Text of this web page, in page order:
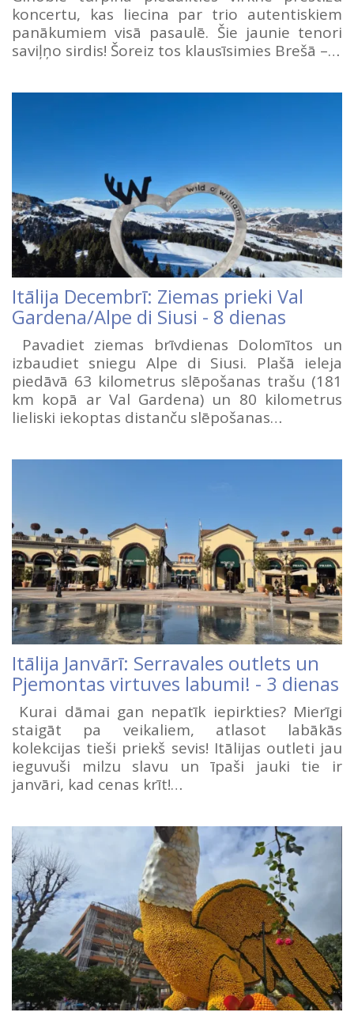
koncertu, kas liecina par trio autentiskiem
panākumiem visā pasaulē. Šie jaunie tenori
saviļņo sirdis! Šoreiz tos klausīsimies Brešā –…
Itālija Decembrī: Ziemas prieki Val
Gardena/Alpe di Siusi - 8 dienas
Pavadiet ziemas brīvdienas Dolomītos un
izbaudiet sniegu Alpe di Siusi. Plašā ieleja
piedāvā 63 kilometrus slēpošanas trašu (181
km kopā ar Val Gardena) un 80 kilometrus
lieliski iekoptas distanču slēpošanas…
Itālija Janvārī: Serravales outlets un
Pjemontas virtuves labumi! - 3 dienas
Kurai dāmai gan nepatīk iepirkties? Mierīgi
staigāt pa veikaliem, atlasot labākās
kolekcijas tieši priekš sevis! Itālijas outleti jau
ieguvuši milzu slavu un īpaši jauki tie ir
janvāri, kad cenas krīt!…